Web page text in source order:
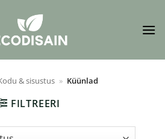
& sisustus » Küünlad
FILTREERI